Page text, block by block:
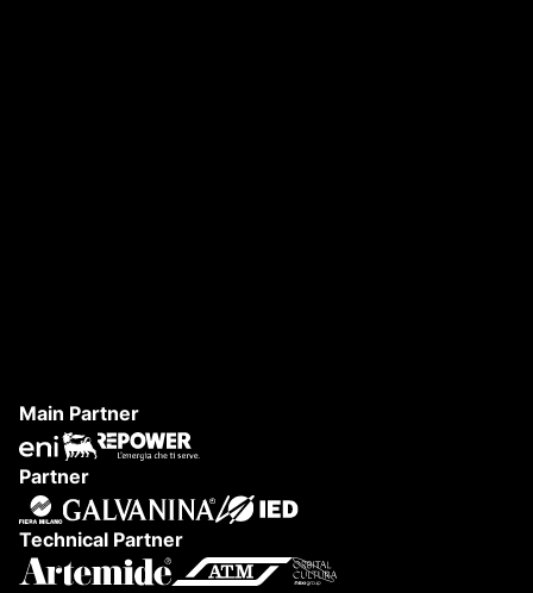
Main Partner
Partner
Technical Partner